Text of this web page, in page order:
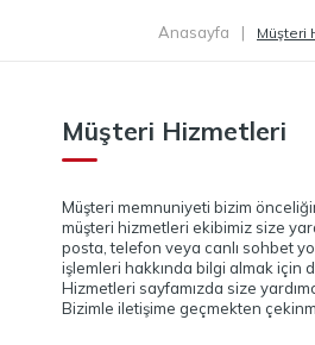
Anasayfa | Müşteri
Müşteri Hizmetleri
Müşteri memnuniyeti bizim
müşteri hizmetleri ekibimiz size
posta, telefon veya canlı sohbet
işlemleri hakkında bilgi almak için
Hizmetleri sayfamızda size
Bizimle iletişime geçmekten